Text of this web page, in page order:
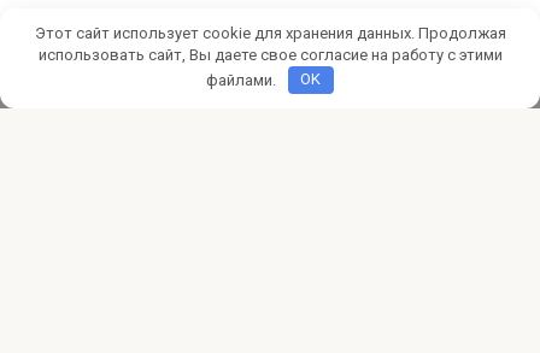
Политика конфиденциальности
Этот сайт использует cookie для хранения данных. Продолжая
использовать сайт, Вы даете свое согласие на работу с этими
файлами.
OK